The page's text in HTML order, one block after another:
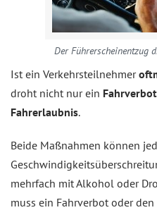
Der Führerscheinentzug
Ist ein Verkehrsteilnehmer
droht nicht nur ein Fahrverbot
Fahrerlaubnis.
Beide Maßnahmen können
mehrfach mit Alkohol oder
muss ein Fahrverbot oder